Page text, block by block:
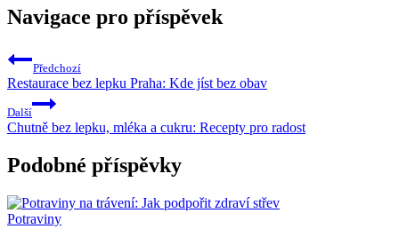
Navigace pro příspěvek
Předchozí
Restaurace bez lepku Praha: Kde jíst bez obav
Další
Chutně bez lepku, mléka a cukru: Recepty pro radost
Podobné příspěvky
Potraviny